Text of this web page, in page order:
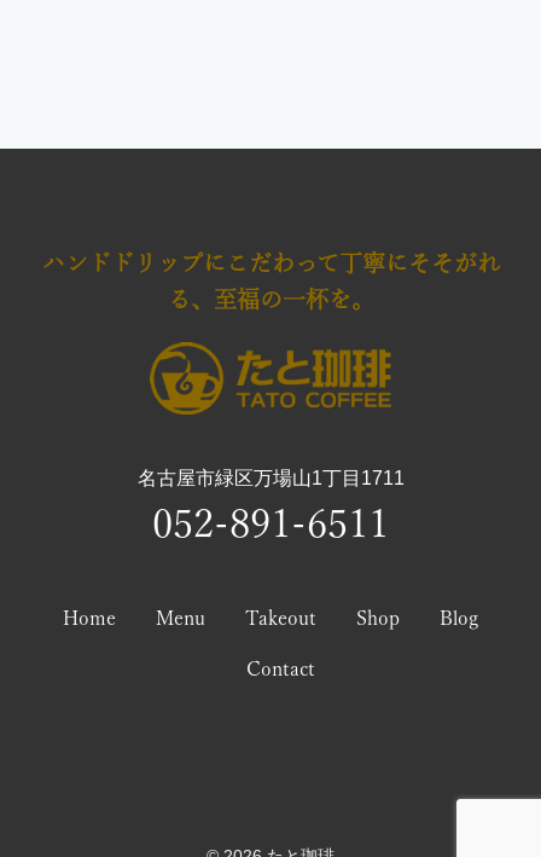
ハンドドリップにこだわって丁寧にそそがれ
る、至福の一杯を。
名古屋市緑区万場山1丁目1711
052-891-6511
Home Menu Takeout Shop Blog
Contact